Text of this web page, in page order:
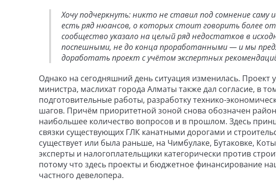
Хочу подчеркнуть: никто не ставил под сомнение
есть ряд нюансов, о которых стоит говорить более
сообщество указало на целый ряд недостатков в
поспешными, не до конца проработанными — и мы
доработать проект с учётом экспертных
Однако на сегодняшний день ситуация изменилась.
министра, маслихат города Алматы также дал согласие, в
подготовительные работы, разработку технико-
шагов. Причём приоритетной зоной снова обозначен
наибольшее количество вопросов и в прошлом. Здесь
связки существующих ГЛК канатными дорогами и
существует или была раньше, на Чимбулаке, Бутаковке,
эксперты и налогоплательщики категорически против
потому что здесь проекты и бюджетное финансирование
частного девелопера.